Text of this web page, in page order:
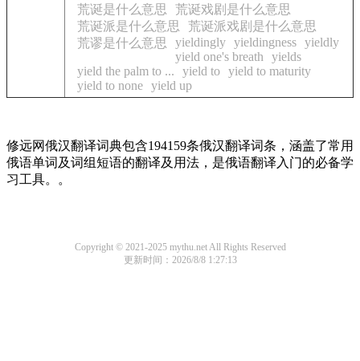
荒诞是什么意思
荒诞戏剧是什么意思
荒诞派是什么意思
荒诞派戏剧是什么意思
荒谬是什么意思
yieldingly yieldingness yieldly
yield one's breath
yields
yield the palm to ...
yield to yield to maturity
yield to none yield up
修远网俄汉翻译词典包含194159条俄汉翻译词条，涵盖了常用
俄语单词及词组短语的翻译及用法，是俄语翻译入门的必备学
习工具。。
Copyright © 2021-2025 mythu.net All Rights Reserved
更新时间：2026/8/8 1:27:13